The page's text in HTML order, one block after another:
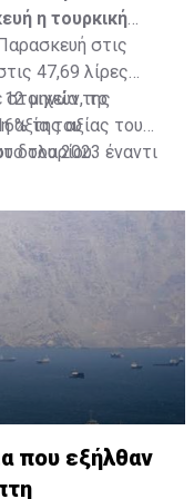
η τουρκική
στις
47,69 λίρες
της
αξία του
του 2023 έναντι
12 μηνών, το
της αξίας του
δολαρίου.
που εξήλθαν